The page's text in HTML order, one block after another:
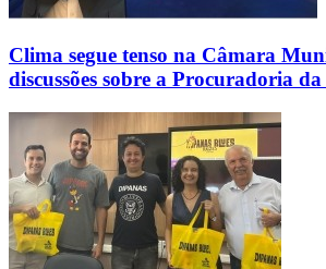
Clima segue tenso na Câmara
discussões sobre a Procuradoria